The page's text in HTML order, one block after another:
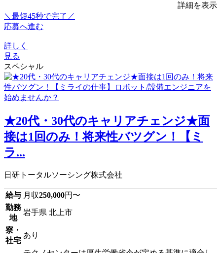
詳細を表示
＼最短45秒で完了／
応募へ進む
詳しく
見る
スペシャル
★20代・30代のキャリアチェンジ★面
接は1回のみ！将来性バツグン！【ミ
ラ...
日研トータルソーシング株式会社
給与 月収250,000円〜
勤務
地
岩手県 北上市
寮・
社宅
あり